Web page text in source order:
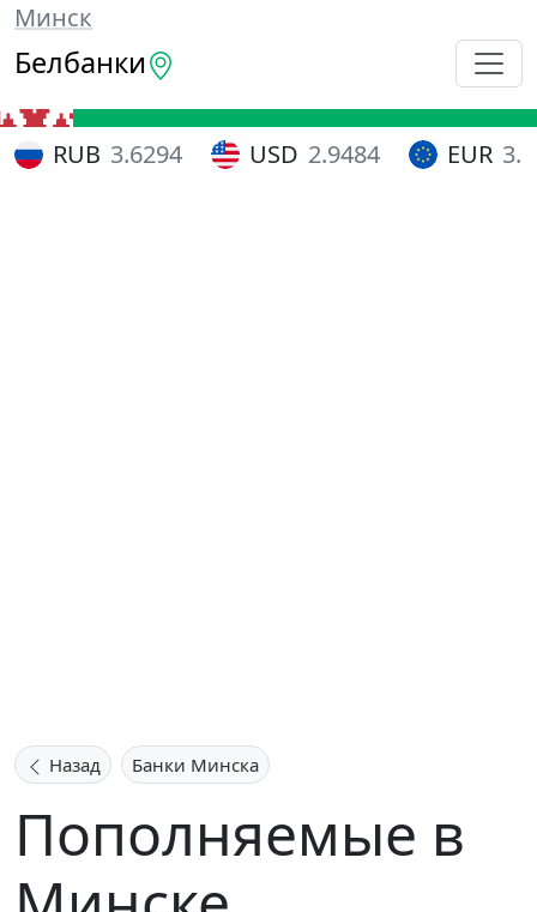
Минск
Белбанки
RUB 3.6294 USD 2.9484 EUR
Назад Банки Минска
Пополняемые в